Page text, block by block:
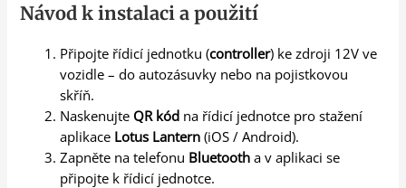
Návod k instalaci a použití
Připojte řídicí jednotku (controller) ke zdroji 12V ve
vozidle – do autozásuvky nebo na pojistkovou
skříň.
Naskenujte QR kód na řídicí jednotce pro stažení
aplikace Lotus Lantern (iOS / Android).
Zapněte na telefonu Bluetooth a v aplikaci se
připojte k řídicí jednotce.